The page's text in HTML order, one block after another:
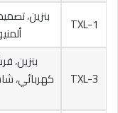
TXL-1
بنزين،
TXL-3
بنزين،